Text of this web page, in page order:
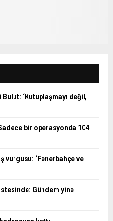
‘Kutuplaşmayı değil,
bir operasyonda 104
vurgusu: ‘Fenerbahçe ve
Gündem yine